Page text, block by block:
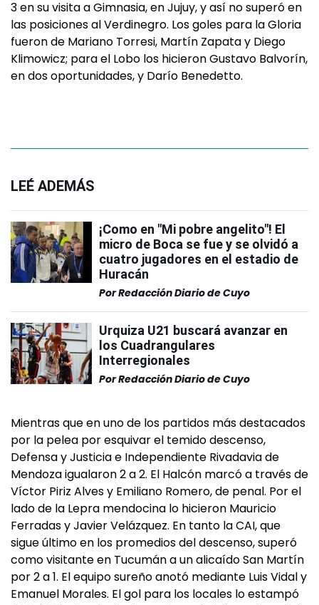
3 en su visita a Gimnasia, en Jujuy, y así no superó en
las posiciones al Verdinegro. Los goles para la Gloria
fueron de Mariano Torresi, Martín Zapata y Diego
Klimowicz; para el Lobo los hicieron Gustavo Balvorín,
en dos oportunidades, y Darío Benedetto.
LEÉ ADEMÁS
¡Como en "Mi pobre angelito"! El
micro de Boca se fue y se olvidó a
cuatro jugadores en el estadio de
Huracán
PorRedacción Diario de Cuyo
Urquiza U21 buscará avanzar en
los Cuadrangulares
Interregionales
PorRedacción Diario de Cuyo
Mientras que en uno de los partidos más destacados
por la pelea por esquivar el temido descenso,
Defensa y Justicia e Independiente Rivadavia de
Mendoza igualaron 2 a 2. El Halcón marcó a través de
Víctor Piriz Alves y Emiliano Romero, de penal. Por el
lado de la Lepra mendocina lo hicieron Mauricio
Ferradas y Javier Velázquez. En tanto la CAI, que
sigue último en los promedios del descenso, superó
como visitante en Tucumán a un alicaído San Martín
por 2 a 1. El equipo sureño anotó mediante Luis Vidal y
Emanuel Morales. El gol para los locales lo estampó